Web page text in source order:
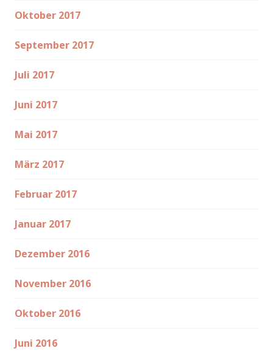
Oktober 2017
September 2017
Juli 2017
Juni 2017
Mai 2017
März 2017
Februar 2017
Januar 2017
Dezember 2016
November 2016
Oktober 2016
Juni 2016